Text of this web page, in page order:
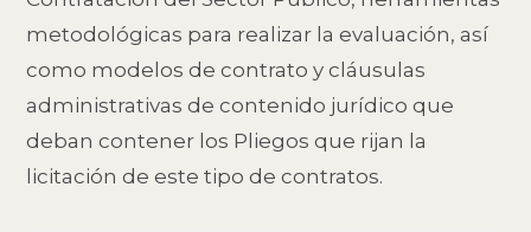
metodológicas para realizar la evaluación, así
como modelos de contrato y cláusulas
administrativas de contenido jurídico que
deban contener los Pliegos que rijan la
licitación de este tipo de contratos.